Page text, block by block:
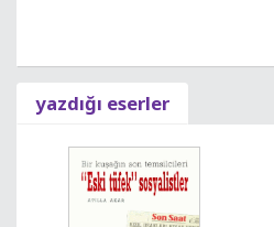
yazdığı eserler